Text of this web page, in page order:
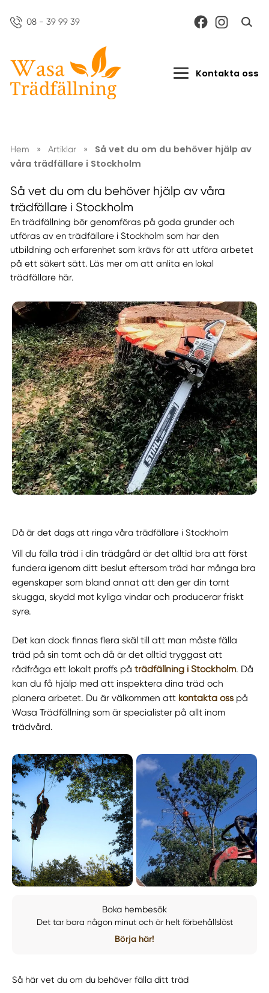
08 - 39 99 39
Kontakta oss
Hem » Artiklar »
Så vet du om du behöver hjälp av
våra trädfällare i Stockholm
Så vet du om du behöver hjälp av våra
trädfällare i Stockholm
En trädfällning bör genomföras på goda grunder och
utföras av en trädfällare i Stockholm som har den
utbildning och erfarenhet som krävs för att utföra arbetet
på ett säkert sätt. Läs mer om att anlita en lokal
trädfällare här.
Då är det dags att ringa våra trädfällare i Stockholm
Vill du fälla träd i din trädgård är det alltid bra att först
fundera igenom ditt beslut eftersom träd har många bra
egenskaper som bland annat att den ger din tomt
skugga, skydd mot kyliga vindar och producerar friskt
syre.
Det kan dock finnas flera skäl till att man måste fälla
träd på sin tomt och då är det alltid tryggast att
rådfråga ett lokalt proffs påträdfällning i Stockholm. Då
kan du få hjälp med att inspektera dina träd och
planera arbetet. Du är välkommen att kontakta oss på
Wasa Trädfällning som är specialister på allt inom
trädvård.
Boka hembesök
Det tar bara någon minut och är helt förbehållslöst
Börja här!
Så här vet du om du behöver fälla ditt träd